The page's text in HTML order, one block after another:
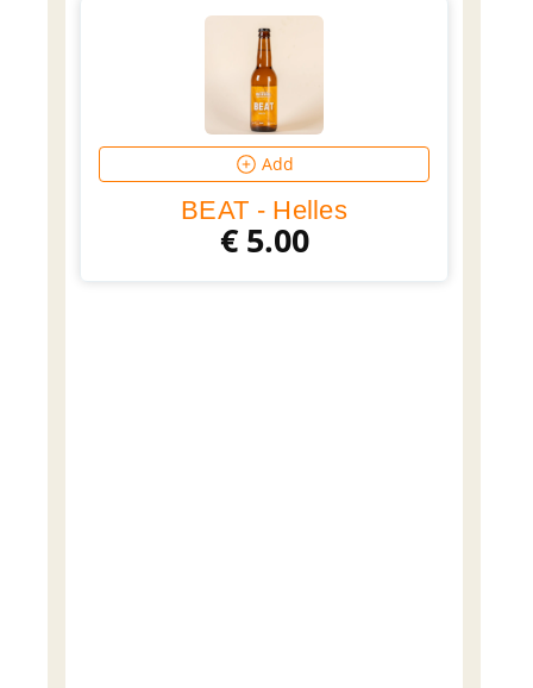
Add
BEAT - Helles
€5.00